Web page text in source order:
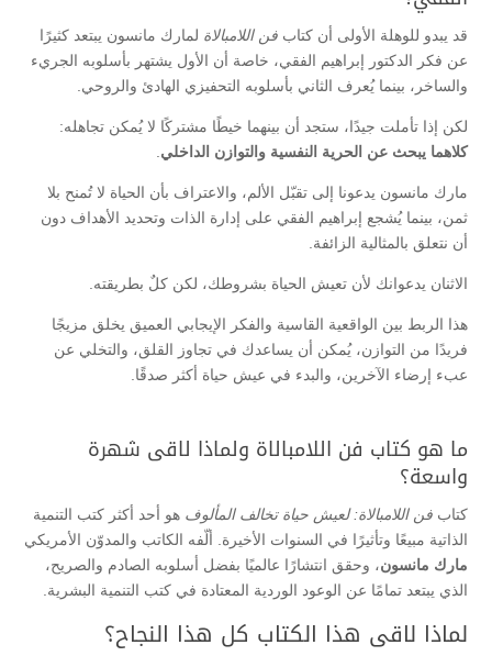
قد يبدو للوهلة الأولى أن كتاب فن اللامبالاة لمارك مانسون يبتعد كثيرًا
عن فكر الدكتور إبراهيم الفقي، خاصة أن الأول يشتهر بأسلوبه الجريء
والساخر، بينما يُعرف الثاني بأسلوبه التحفيزي الهادئ والروحي.
لكن إذا تأملت جيدًا، ستجد أن بينهما خيطًا مشتركًا لا يُمكن تجاهله:
كلاهما يبحث عن الحرية النفسية والتوازن الداخلي
مارك مانسون يدعونا إلى تقبّل الألم، والاعتراف بأن الحياة لا تُمنح بلا
ثمن، بينما يُشجع إبراهيم الفقي على إدارة الذات وتحديد الأهداف دون
أن نتعلق بالمثالية الزائفة.
الاثنان يدعوانك لأن تعيش الحياة بشروطك، لكن كلٌ بطريقته.
هذا الربط بين الواقعية القاسية والفكر الإيجابي العميق يخلق مزيجًا
فريدًا من التوازن، يُمكن أن يساعدك في تجاوز القلق، والتخلي عن
عبء إرضاء الآخرين، والبدء في عيش حياة أكثر صدقًا.
ما هو كتاب فن اللامبالاة ولماذا لاقى شهرة
واسعة؟
كتاب فن اللامبالاة: لعيش حياة تخالف المألوف هو أحد أكثر كتب التنمية
الذاتية مبيعًا وتأثيرًا في السنوات الأخيرة. ألّفه الكاتب والمدوّن الأمريكي
مارك مانسون، وحقق انتشارًا عالميًا بفضل أسلوبه الصادم والصريح،
الذي يبتعد تمامًا عن الوعود الوردية المعتادة في كتب التنمية البشرية.
لماذا لاقى هذا الكتاب كل هذا النجاح؟